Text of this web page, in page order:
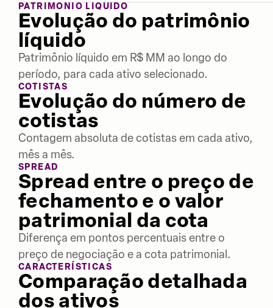
PATRIMÔNIO LÍQUIDO
Evolução do patrimônio
líquido
Patrimônio líquido em R$ MM ao longo do
período, para cada ativo selecionado.
COTISTAS
Evolução do número de
cotistas
Contagem absoluta de cotistas em cada ativo,
mês a mês.
SPREAD
Spread entre o preço de
fechamento e o valor
patrimonial da cota
Diferença em pontos percentuais entre o
preço de negociação e a cota patrimonial.
CARACTERÍSTICAS
Comparação detalhada
dos ativos